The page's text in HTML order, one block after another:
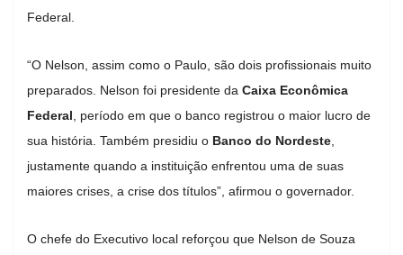
Federal.
“O Nelson, assim como o Paulo, são dois profissionais muito
preparados. Nelson foi presidente da Caixa Econômica
Federal , período em que o banco registrou o maior lucro de
sua história. Também presidiu o Banco do Nordeste
justamente quando a instituição enfrentou uma de suas
maiores crises, a crise dos títulos”, afirmou o governador.
O chefe do Executivo local reforçou que Nelson de Souza